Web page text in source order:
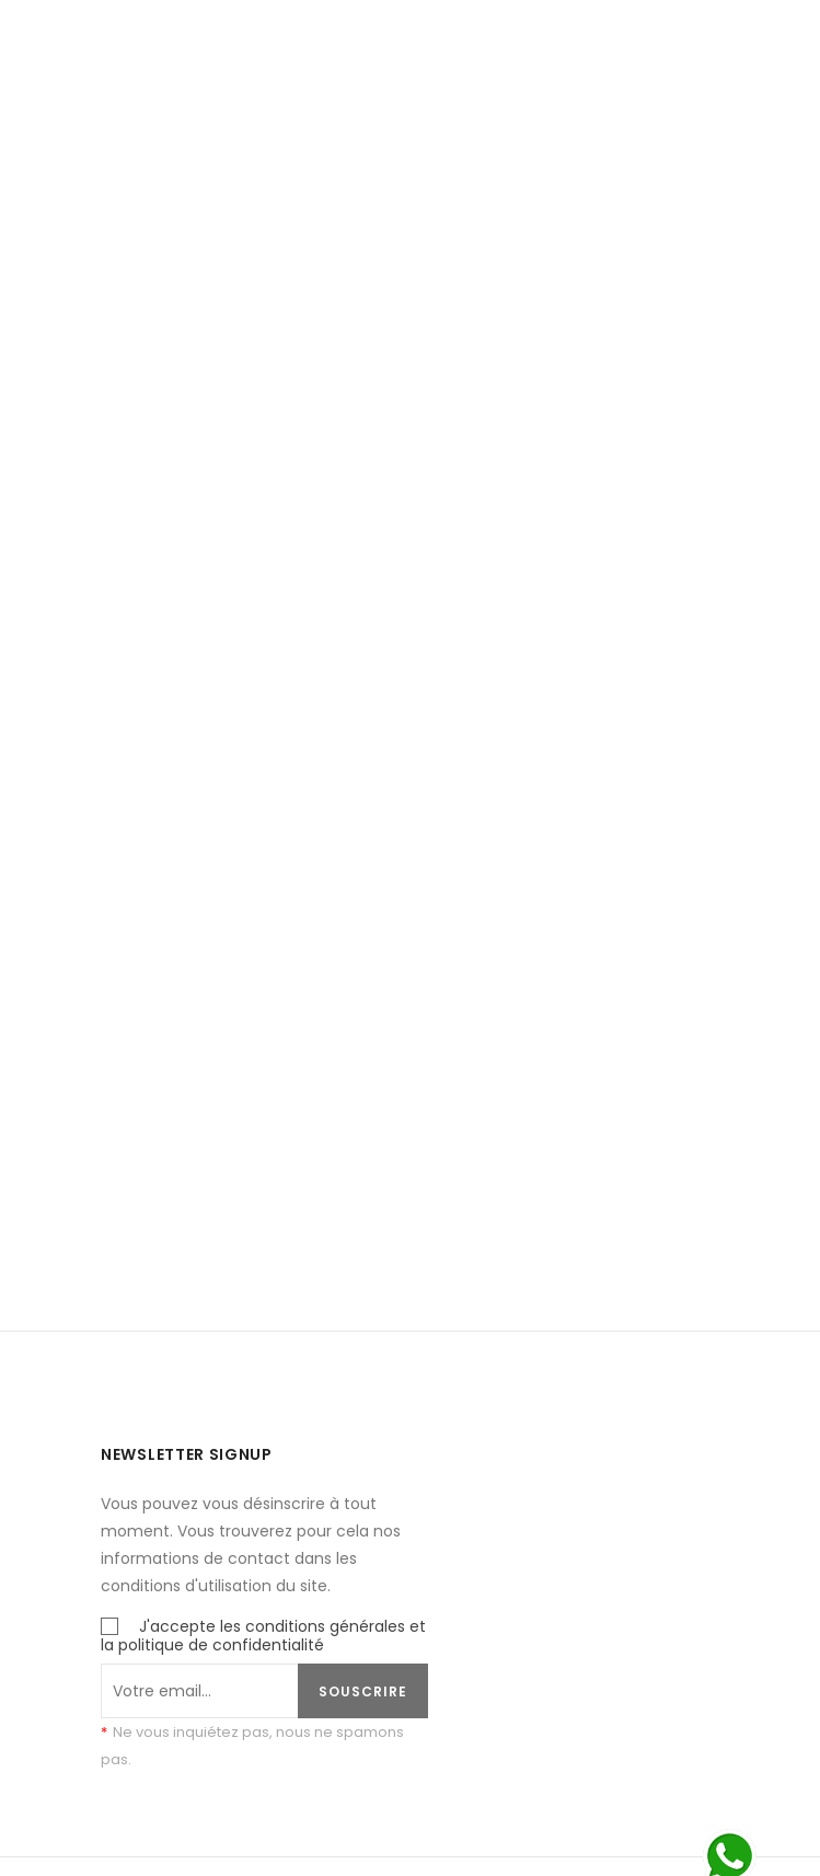
NEWSLETTER SIGNUP
Vous pouvez vous désinscrire à tout
moment. Vous trouverez pour cela nos
informations de contact dans les
conditions d'utilisation du site.
J'accepte les conditions générales et
la politique de confidentialité
SOUSCRIRE
* Ne vous inquiétez pas, nous ne spamons
pas.